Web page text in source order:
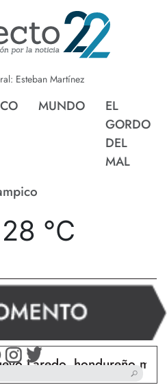
Esteban Martínez
MUNDO
EL
GORDO
DEL
MAL
28 °C
hondureño muere